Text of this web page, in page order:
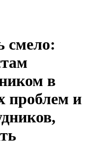
смело:
в
проблем и